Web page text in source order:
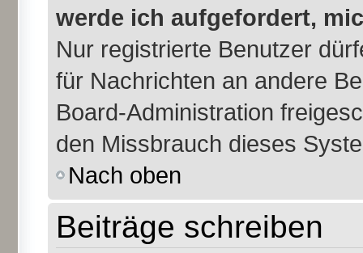
werde ich aufgefordert,
Nur registrierte Benutzer
für Nachrichten an andere
Board-Administration
den Missbrauch dieses
Nach oben
Beiträge schreiben